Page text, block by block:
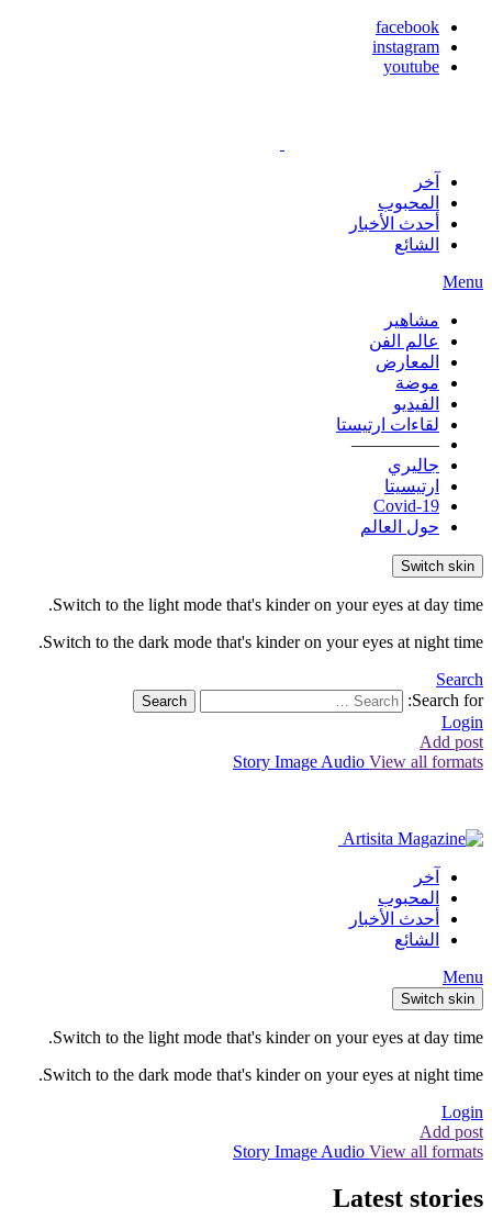
facebook
instagram
youtube
آخر
المحبوب
أحدث الأخبار
الشائع
Menu
مشاهير
عالم الفن
المعارض
موضة
الفيديو
لقاءات ارتيستا
—————
جاليري
ارتيسيتا
Covid-19
حول العالم
Switch skin
Switch to the light mode that's kinder on your eyes at day time.
Switch to the dark mode that's kinder on your eyes at night time.
Search
Search for:
Search
Login
Add post
Story Image Audio View all formats
آخر
المحبوب
أحدث الأخبار
الشائع
Menu
Switch skin
Switch to the light mode that's kinder on your eyes at day time.
Switch to the dark mode that's kinder on your eyes at night time.
Login
Add post
Story Image Audio View all formats
Latest stories